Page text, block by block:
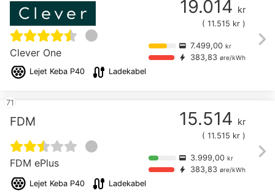
chevron_right
Clever One
Lejet Keba P40 cable Ladekabel
19.014 kr
( 11.515 kr )
credit_card 7.499,00 kr
bolt 383,83 øre/kWh
chevron_right
71
FDM
FDM ePlus
Lejet Keba P40 cable Ladekabel
15.514 kr
( 11.515 kr )
credit_card 3.999,00 kr
bolt 383,83 øre/kWh